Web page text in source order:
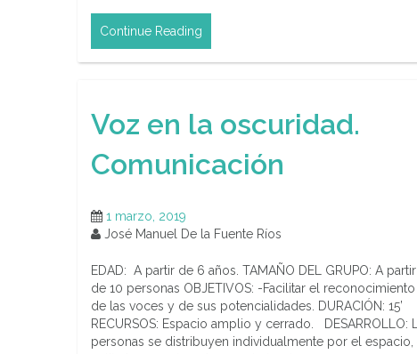
Continue Reading
Voz en la oscuridad.
Comunicación
1 marzo, 2019
José Manuel De la Fuente Ríos
EDAD: A partir de 6 años. TAMAÑO DEL GRUPO: A partir
de 10 personas OBJETIVOS: -Facilitar el reconocimiento
de las voces y de sus potencialidades. DURACIÓN: 15’
RECURSOS: Espacio amplio y cerrado. DESARROLLO:
personas se distribuyen individualmente por el espacio,